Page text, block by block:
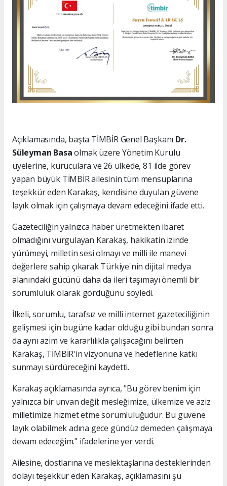
Açıklamasında, başta TİMBİR Genel Başkanı Dr.
Süleyman Basaolmak üzere Yönetim Kurulu
üyelerine, kuruculara ve 26 ülkede, 81 ilde görev
yapan büyük TİMBİR ailesinin tüm mensuplarına
teşekkür eden Karakaş, kendisine duyulan güvene
layık olmak için çalışmaya devam edeceğini ifade etti.
Gazeteciliğin yalnızca haber üretmekten ibaret
olmadığını vurgulayan Karakaş, hakikatin izinde
yürümeyi, milletin sesi olmayı ve milli ile manevi
değerlere sahip çıkarak Türkiye'nin dijital medya
alanındaki gücünü daha da ileri taşımayı önemli bir
sorumluluk olarak gördüğünü söyledi.
İlkeli, sorumlu, tarafsız ve milli internet gazeteciliğinin
gelişmesi için bugüne kadar olduğu gibi bundan sonra
da aynı azim ve kararlılıkla çalışacağını belirten
Karakaş, TİMBİR'in vizyonuna ve hedeflerine katkı
sunmayı sürdüreceğini kaydetti.
Karakaş açıklamasında ayrıca, "Bu görev benim için
yalnızca bir unvan değil; mesleğimize, ülkemize ve aziz
milletimize hizmet etme sorumluluğudur. Bu güvene
layık olabilmek adına gece gündüz demeden çalışmaya
devam edeceğim." ifadelerine yer verdi.
Ailesine, dostlarına ve meslektaşlarına desteklerinden
dolayı teşekkür eden Karakaş, açıklamasını şu